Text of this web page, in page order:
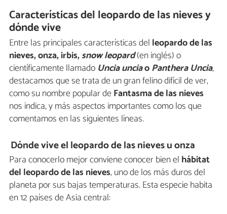
Características del leopardo de las nieves y
dónde vive
Entre las principales características del leopardo de las
nieves, onza, irbis,snow leopard(en inglés) o
científicamente llamado Uncia unciaoPanthera Uncia,
destacamos que se trata de un gran felino difícil de ver,
como su nombre popular deFantasma de las nieves
nos indica, y más aspectos importantes como los que
comentamos en las siguientes líneas.
Dónde vive el leopardo de las nieves u onza
Para conocerlo mejor conviene conocer bien el hábitat
del leopardo de las nieves, uno de los más duros del
planeta por sus bajas temperaturas. Esta especie habita
en 12 países de Asia central: